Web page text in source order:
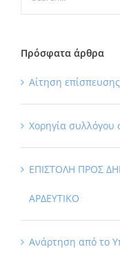
Πρόσφατα άρθρα
Αίτηση
Χορηγία
ΕΠΙΣΤΟΛΗ ΠΡΟΣ
ΑΡΔΕΥΤΙΚΟ
Ανάρτηση από το